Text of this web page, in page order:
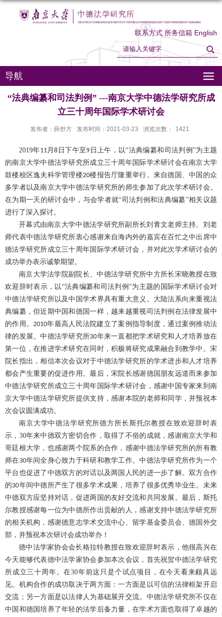
联系方式 所务信箱 English
导航
“法典编纂和司法判例” ---南京大学中德法学研究所成
立三十周年国际学术研讨会
发布者：薛舒方 发布时间：2021-03-23 浏览次数： 1421
2019年11 月8 日下午至9 日上午，以“法典编纂和司法判例”为主题
的南京大学中德法学研究所成立三十周年国际学术研讨会在南京大学
鼓楼校区逸夫科学管理楼20楼报告厅隆重举行。来自德国、中国的众
多学者以及南京大学中德法学研究所的师生参加了此次学术研讨会。
在为期一天的研讨会中，与会学者就“司法判例和法典编纂”相关议题
进行了深入探讨。
开幕式由南京大学中德法学研究所副所长刘青文老师主持。刘老
师代表中德法学研究所衷心感谢来自海内外的嘉宾在百忙之中出席中
德法学研究所成立三十周年国际学术研讨会，并对此次学术研讨会的
成功举办表示诚挚期望。
南京大学法学院副院长、中德法学研究所中方所长宋晓教授在致
欢迎辞时表示，以 “法典编纂和司法判例”为主题的国际学术研讨会对
中德法学研究所以及中国学术界具有重大意义。大陆法系向来重视法
典编纂，但近期中国和德国一样，越来越重视司法判例在法律发展中
的作用。 2010年最高人民法院建立了案例指导制度，通过案例推动法
律的发展。中德法学研究所30年来一直都把学术研究和人才培养放在
第一位，在推进学术研究在同时，积极将研究成果融合到教学中。宋
院长指出，相信本次会议对于中德法学研究所的学术进步和人才培养
都会产生重要的促进作用。最后，宋院长感谢德国朋友远道而来参加
中德法学研究所成立三十周年国际学术研讨会，感谢中国专家来到南
京大学中德法学研究所提供支持，感谢本院的老师和同学，并预祝本
次会议圆满成功。
南京大学中德法学研究所德方所长斯托尔教授在致欢迎辞时表
示， 30年来中德双方密切合作，取得了不俗的成就，感谢南京大学和
哥廷根大学，也感谢两个院系的合作，感谢中德法学研究所的所有教
师在30年间全身心致力于科研和教学工作。中德法学研究所作为一个
平台也促进了中德双方的对话以及两国人民的进一步了解。双方合作
的30年间中德所产生了很多学术成果，培养了很多优秀毕业生。未来
中德双方应坚持对话，促进两国的友好交流和共同发展。最后，斯托
尔教授感谢每一位为中德所作出贡献的人，感谢支持中德法学研究所
的相关机构，感谢德意志学术交流中心、留学基金委员会、德国外交
部，并预祝本次研讨会成功举办！
德中法学家协会会长格拉特教授在致欢迎辞时表示，他很高兴在
今天能够代表德中法学家协会参加本次会议，首先祝贺中德法学研究
所成立三十周年。在30年前这只是个试点项目，在今天看来颇具远
见。机构合作的成功取决于两方面：一方面是以可信的法律框架开启
交流；另一方面是以法律人为基础展开交流。中德法学研究所不仅在
中国和德国培养了年轻的法学后备力量，在学术方面也取得了卓越的